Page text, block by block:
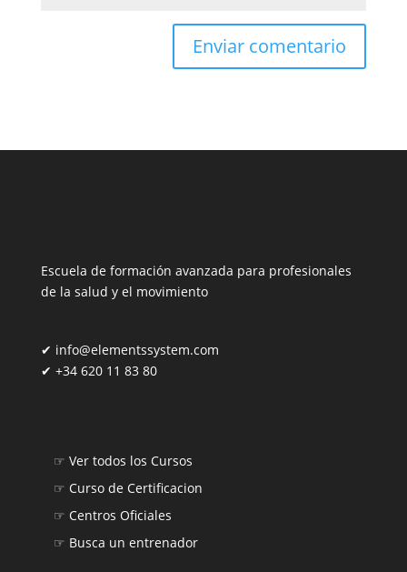
Escuela de formación avanzada para profesionales
de la salud y el movimiento
✔ info@elementssystem.com
✔ +34 620 11 83 80
☞ Ver todos los Cursos
☞ Curso de Certificacion
☞ Centros Oficiales
☞ Busca un entrenador